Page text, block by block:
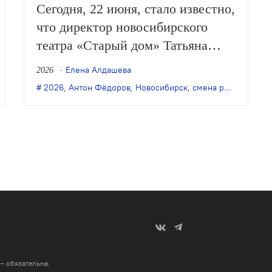
,Юрий Яшкин
Сегодня, 22 июня, стало известно,
что директор новосибирского
театра «Старый дом» Татьяна
Ильина уволена по собственному
желанию. Месяцем ранее с
2026
Елена Алдашева
2026, Антон Фёдоров, Новосибирск, смена руководства
обязательна.